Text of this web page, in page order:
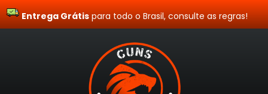
Site Blindado
Entrega Grátispara todo o Brasil, consulte as regras!